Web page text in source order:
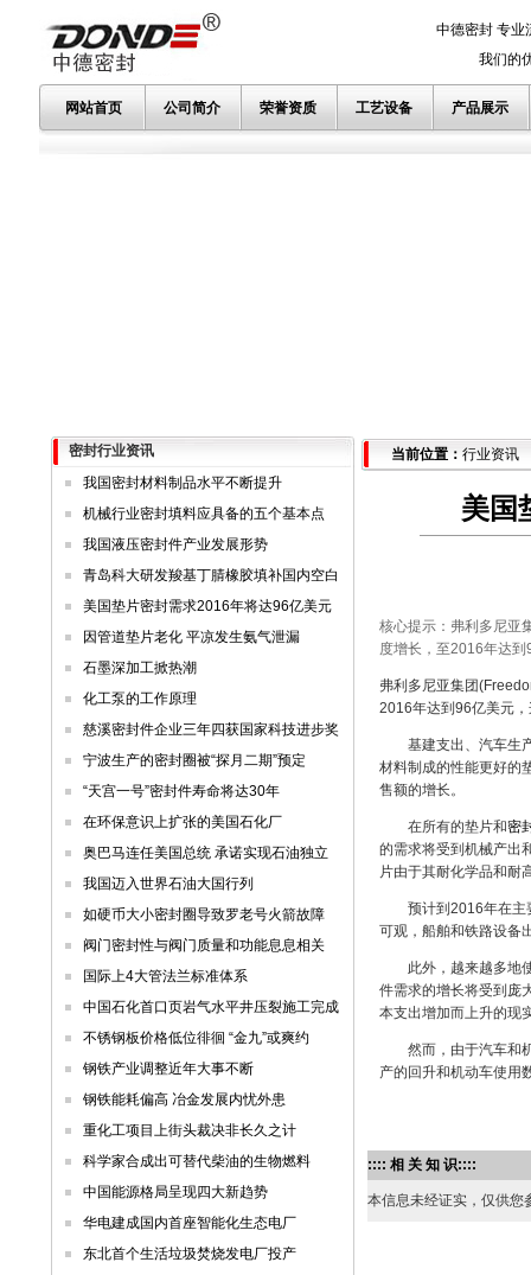
中德密封 专业
我们的优势
网站首页 公司简介 荣誉资质 工艺设备 产品展示
密封行业资讯
我国密封材料制品水平不断提升
机械行业密封填料应具备的五个基本点
我国液压密封件产业发展形势
青岛科大研发羧基丁腈橡胶填补国内空白
美国垫片密封需求2016年将达96亿美元
因管道垫片老化 平凉发生氨气泄漏
石墨深加工掀热潮
化工泵的工作原理
慈溪密封件企业三年四获国家科技进步奖
宁波生产的密封圈被“探月二期”预定
“天宫一号”密封件寿命将达30年
在环保意识上扩张的美国石化厂
奥巴马连任美国总统 承诺实现石油独立
我国迈入世界石油大国行列
如硬币大小密封圈导致罗老号火箭故障
阀门密封性与阀门质量和功能息息相关
国际上4大管法兰标准体系
中国石化首口页岩气水平井压裂施工完成
不锈钢板价格低位徘徊 “金九”或爽约
钢铁产业调整近年大事不断
钢铁能耗偏高 冶金发展内忧外患
重化工项目上街头裁决非长久之计
科学家合成出可替代柴油的生物燃料
中国能源格局呈现四大新趋势
华电建成国内首座智能化生态电厂
东北首个生活垃圾焚烧发电厂投产
当前位置： 行业资讯
美国
核心提示：弗利多尼亚
度增长，至2016年达
弗利多尼亚集团
2016年达到96亿美元
基建支出、汽车生产
材料制成的性能更好的
售额的增长。
在所有的垫片和密
的需求将受到机械产出
片由于其耐化学品和耐
预计到2016年在主
可观，船舶和铁路设备
此外，越来越多地使
件需求的增长将受到庞
本支出增加而上升的现
然而，由于汽车和机
产的回升和机动车使用
:::: 相 关 知 识::::
本信息未经证实，仅供